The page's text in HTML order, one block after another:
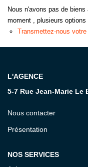
Nous n'avons pas de
moment , plusieurs
Transmettez-nous votre
L'AGENCE
5-7 Rue Jean-Marie Le
Nous contacter
Présentation
NOS SERVICES